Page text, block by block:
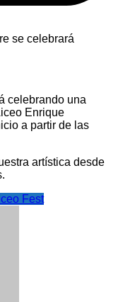
celebrando una
Enrique
a partir de las
artística desde
Fest